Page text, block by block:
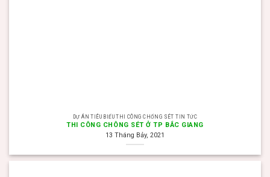
DỰ ÁN TIÊU BIỂU THI CÔNG CHỐNG SÉT TIN TỨC
THI CÔNG CHÔNG SÉT Ở TP BẮC GIANG
13 Tháng Bảy, 2021